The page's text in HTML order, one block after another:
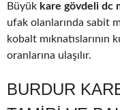
Büyük kare gövdeli dc
ufak olanlarında sabit
kobalt mıknatıslarının
oranlarına ulaşılır.
BURDUR